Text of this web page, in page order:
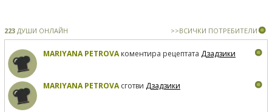
223 ДУШИ ОНЛАЙН >>ВСИЧКИ ПОТРЕБИТЕЛИ
MARIYANA PETROVAкоментира рецептата Дзадзики
MARIYANA PETROVAсготви Дзадзики